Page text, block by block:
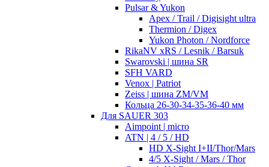
Pulsar & Yukon
Apex / Trail / Digisight ultra
Thermion / Digex
Yukon Photon / Nordforce
RikaNV xRS / Lesnik / Barsuk
Swarovski | шина SR
SFH VARD
Venox | Patriot
Zeiss | шина ZM/VM
Кольца 26-30-34-35-36-40 мм
Для SAUER 303
Aimpoint | micro
ATN | 4 / 5 / HD
HD X-Sight I+II/Thor/Mars
4/5 X-Sight / Mars / Thor